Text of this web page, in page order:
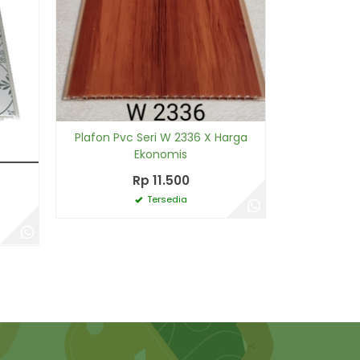
Plafon Pvc Seri W 2336 X Harga
Ekonomis
Rp 11.500
Tersedia